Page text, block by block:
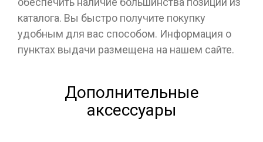
каталога. Вы быстро получите покупку
удобным для вас способом. Информация о
пунктах выдачи размещена на нашем сайте.
Дополнительные
аксессуары